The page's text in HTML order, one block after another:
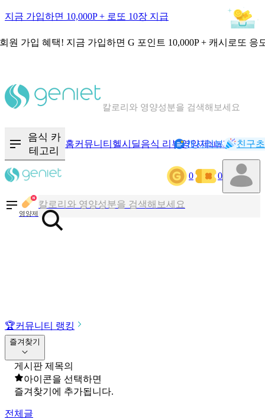
지금 가입하면 10,000P + 로또 10장 지급
원 가입 혜택! 지금 가입하면 G 포인트 10,000P + 캐시로또 응
혈당 · 다이어트 음식 검색해보세요
음식 카
테고리
홈커뮤니티 헬시딜음식 리뷰영양제NEW기록
캐시리뷰 친구
0 0
영양제
칼로리와 영양성분을 검색해보세요
혈당 · 다이어트 음식 검색해보세요
음식 · 영양제 리뷰를 찾아보세요
🏆커뮤니티 랭킹
즐겨찾기
게시판 제목의
아이콘을 선택하면
즐겨찾기에 추가됩니다.
전체글